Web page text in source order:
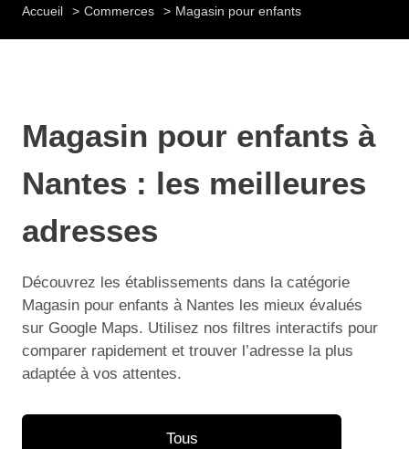
Accueil Commerces Magasin pour enfants
Magasin pour enfants à
Nantes : les meilleures
adresses
Découvrez les établissements dans la catégorie
Magasin pour enfants à Nantes les mieux évalués
sur Google Maps. Utilisez nos filtres interactifs pour
comparer rapidement et trouver l’adresse la plus
adaptée à vos attentes.
Tous